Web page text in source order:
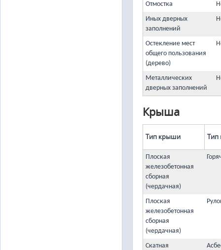
Отмостка
Иных дверных
заполнений
Остекление мест
общего пользования
(дерево)
Металлических
дверных заполнений
Крыша
Тип крыши Тип
Плоская
железобетонная
сборная
(чердачная)
Плоская
железобетонная
сборная
(чердачная)
Скатная